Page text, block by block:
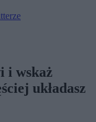
i wskaż
układasz